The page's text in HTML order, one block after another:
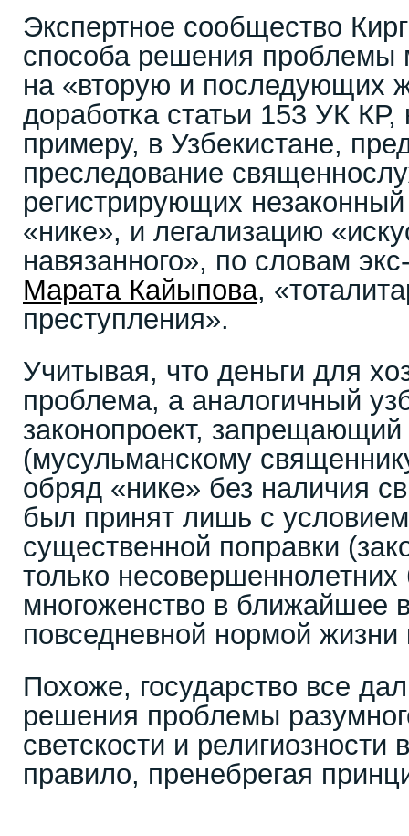
Экспертное сообщество
способа решения проблемы
на «вторую и последующих
доработка статьи 153 УК КР,
примеру, в Узбекистане,
преследование
регистрирующих
«нике», и легализацию
навязанного», по словам
Марата Кайыпова,
преступления».
Учитывая, что деньги для
проблема, а аналогичный
законопроект,
(мусульманскому
обряд «нике» без наличия
был принят лишь с
существенной поправки
только
многоженство в ближайшее
повседневной нормой жизни
Похоже, государство все
решения проблемы
светскости и религиозности
правило, пренебрегая